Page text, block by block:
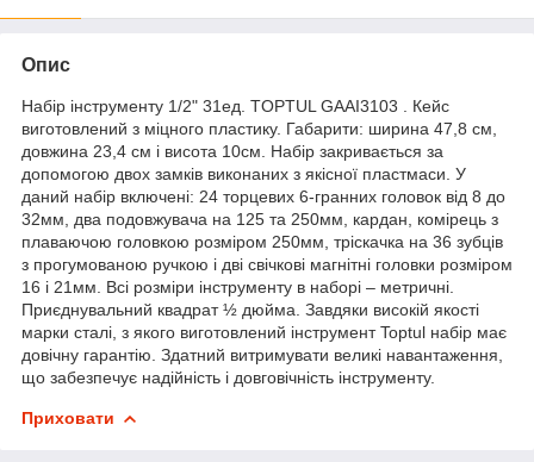
Опис
Набір інструменту 1/2" 31ед. TOPTUL GAAI3103 . Кейс
виготовлений з міцного пластику. Габарити: ширина 47,8 см,
довжина 23,4 см і висота 10см. Набір закривається за
допомогою двох замків виконаних з якісної пластмаси. У
даний набір включені: 24 торцевих 6-гранних головок від 8 до
32мм, два подовжувача на 125 та 250мм, кардан, комірець з
плаваючою головкою розміром 250мм, тріскачка на 36 зубців
з прогумованою ручкою і дві свічкові магнітні головки розміром
16 і 21мм. Всі розміри інструменту в наборі – метричні.
Приєднувальний квадрат ½ дюйма. Завдяки високій якості
марки сталі, з якого виготовлений інструмент Toptul набір має
довічну гарантію. Здатний витримувати великі навантаження,
що забезпечує надійність і довговічність інструменту.
Приховати